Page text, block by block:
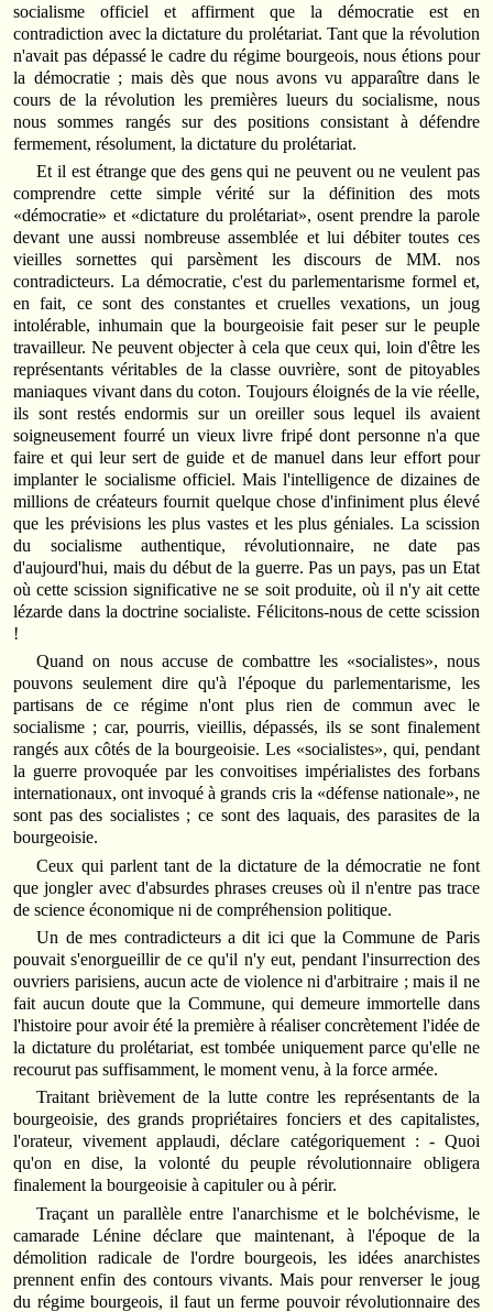
socialisme officiel et affirment que la démocratie est en
contradiction avec la dictature du prolétariat. Tant que la révolution
n'avait pas dépassé le cadre du régime bourgeois, nous étions pour
la démocratie ; mais dès que nous avons vu apparaître dans le
cours de la révolution les premières lueurs du socialisme, nous
nous sommes rangés sur des positions consistant à défendre
fermement, résolument, la dictature du prolétariat.
Et il est étrange que des gens qui ne peuvent ou ne veulent pas
comprendre cette simple vérité sur la définition des mots
«démocratie» et «dictature du prolétariat», osent prendre la parole
devant une aussi nombreuse assemblée et lui débiter toutes ces
vieilles sornettes qui parsèment les discours de MM. nos
contradicteurs. La démocratie, c'est du parlementarisme formel et,
en fait, ce sont des constantes et cruelles vexations, un joug
intolérable, inhumain que la bourgeoisie fait peser sur le peuple
travailleur. Ne peuvent objecter à cela que ceux qui, loin d'être les
représentants véritables de la classe ouvrière, sont de pitoyables
maniaques vivant dans du coton. Toujours éloignés de la vie réelle,
ils sont restés endormis sur un oreiller sous lequel ils avaient
soigneusement fourré un vieux livre fripé dont personne n'a que
faire et qui leur sert de guide et de manuel dans leur effort pour
implanter le socialisme officiel. Mais l'intelligence de dizaines de
millions de créateurs fournit quelque chose d'infiniment plus élevé
que les prévisions les plus vastes et les plus géniales. La scission
du socialisme authentique, révolutionnaire, ne date pas
d'aujourd'hui, mais du début de la guerre. Pas un pays, pas un Etat
où cette scission significative ne se soit produite, où il n'y ait cette
lézarde dans la doctrine socialiste. Félicitons-nous de cette scission
!
Quand on nous accuse de combattre les «socialistes», nous
pouvons seulement dire qu'à l'époque du parlementarisme, les
partisans de ce régime n'ont plus rien de commun avec le
socialisme ; car, pourris, vieillis, dépassés, ils se sont finalement
rangés aux côtés de la bourgeoisie. Les «socialistes», qui, pendant
la guerre provoquée par les convoitises impérialistes des forbans
internationaux, ont invoqué à grands cris la «défense nationale», ne
sont pas des socialistes ; ce sont des laquais, des parasites de la
bourgeoisie.
Ceux qui parlent tant de la dictature de la démocratie ne font
que jongler avec d'absurdes phrases creuses où il n'entre pas trace
de science économique ni de compréhension politique.
Un de mes contradicteurs a dit ici que la Commune de Paris
pouvait s'enorgueillir de ce qu'il n'y eut, pendant l'insurrection des
ouvriers parisiens, aucun acte de violence ni d'arbitraire ; mais il ne
fait aucun doute que la Commune, qui demeure immortelle dans
l'histoire pour avoir été la première à réaliser concrètement l'idée de
la dictature du prolétariat, est tombée uniquement parce qu'elle ne
recourut pas suffisamment, le moment venu, à la force armée.
Traitant brièvement de la lutte contre les représentants de la
bourgeoisie, des grands propriétaires fonciers et des capitalistes,
l'orateur, vivement applaudi, déclare catégoriquement : - Quoi
qu'on en dise, la volonté du peuple révolutionnaire obligera
finalement la bourgeoisie à capituler ou à périr.
Traçant un parallèle entre l'anarchisme et le bolchévisme, le
camarade Lénine déclare que maintenant, à l'époque de la
démolition radicale de l'ordre bourgeois, les idées anarchistes
prennent enfin des contours vivants. Mais pour renverser le joug
du régime bourgeois, il faut un ferme pouvoir révolutionnaire des